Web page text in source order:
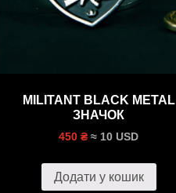
MILITANT BLACK METAL
ЗНАЧОК
450 ₴ ≈ 10 USD
Додати у кошик